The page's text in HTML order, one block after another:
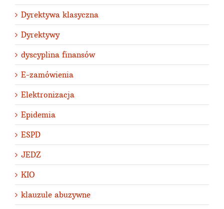
Dyrektywa klasyczna
Dyrektywy
dyscyplina finansów
E-zamówienia
Elektronizacja
Epidemia
ESPD
JEDZ
KIO
klauzule abuzywne